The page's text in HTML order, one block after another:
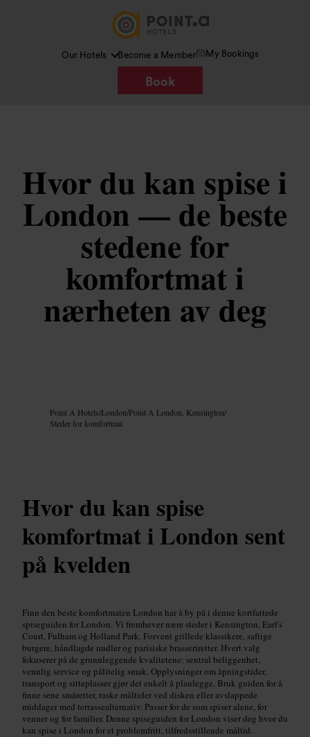
Our Hotels Become a Member My Bookings
Book
Hvor du kan spise i
London — de beste
stedene for
komfortmat i
nærheten av deg
Point A Hotels/London/Point A London, Kensington/
Steder for komfortmat
Hvor du kan spise
komfortmat i London sent
på kvelden
Finn den beste komfortmaten London har å by på i denne kortfattede
spiseguiden for London. Vi fremhever nære steder i Kensington, Earl's
Court, Fulham og Holland Park. Forvent grillede klassikere, saftige
burgere, håndlagde nudler og parisiske brasseriretter. Hvert valg
fokuserer på de grunnleggende kvalitetene: sentral beliggenhet,
vennlig service og pålitelig smak. Opplysninger om åpningstider,
transport og sitteplasser gjør det enkelt å planlegge. Bruk guiden for å
finne sene småretter, raske måltider ved disken eller avslappede
middager med terrassealternativ. Passer for de som spiser alene, for
venner og for familier. Denne spiseguiden for London viser deg hvor du
kan spise i London for et problemfritt, tilfredsstillende måltid.